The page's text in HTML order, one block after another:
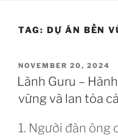
TAG: DỰ ÁN BỀN
POSTED
ON
NOVEMBER 20, 2024
Lành Guru –
vững và lan tỏa
1. Người đàn ông